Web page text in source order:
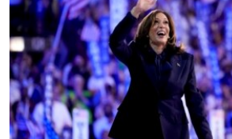
ရန်
ပင်မ
အ
ညွန်း
စာမျက်နှာ
သို့
မကြေးမုံရဲ့ အင်္ဂလိပ်စာ
ရုပ်ရှင်ထဲက အင်္ဂလိပ်စာ
သုတပဒေသာ အင်္ဂလိပ်စာ
ရေဒီယို
တီဗွီ
ရေဒီယိုနှင့်ရုပ်သံ အချက်အလက်များ
ရေဒီယို/တီဗွီအစီအစဉ်
Learning English
ဗွီအိုအေ လူမှုကွန်ယက်များ